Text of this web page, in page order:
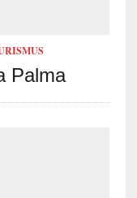
Palma